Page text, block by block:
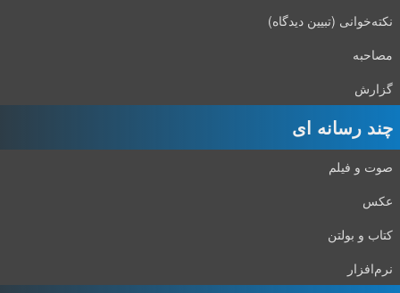
نکته‌خوانی (تبیین دیدگاه)
مصاحبه
گزارش
چند رسانه ای
صوت و فیلم
عکس
کتاب و بولتن
نرم‌افزار